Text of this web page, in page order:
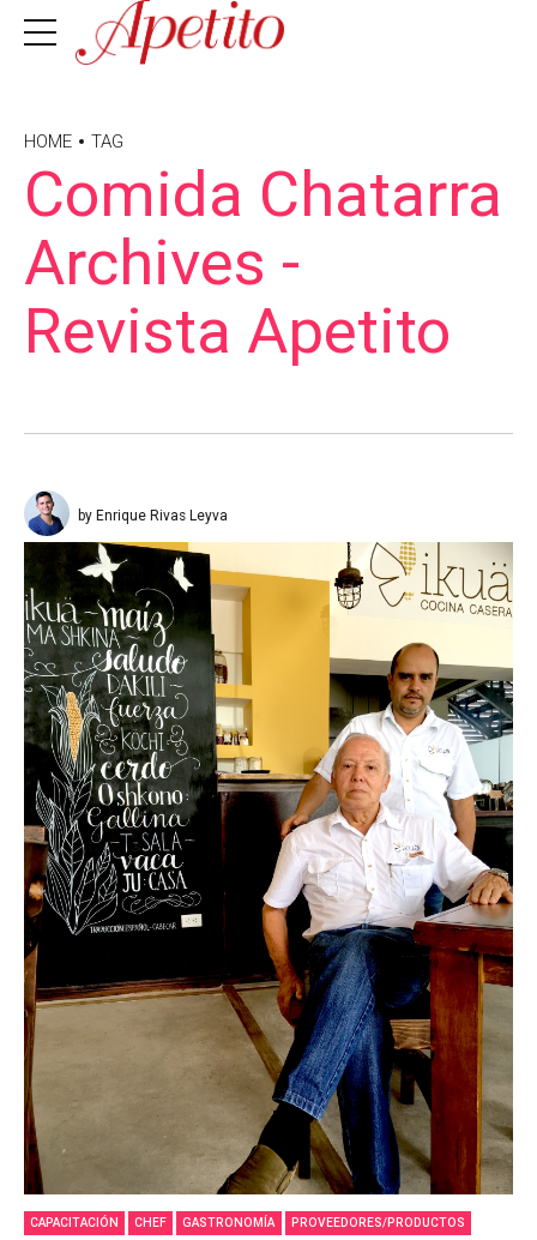
HOME TAG
Comida Chatarra
Archives -
Revista Apetito
by Enrique Rivas Leyva
CAPACITACIÓN CHEF GASTRONOMÍA PROVEEDORES/PRODUCTOS